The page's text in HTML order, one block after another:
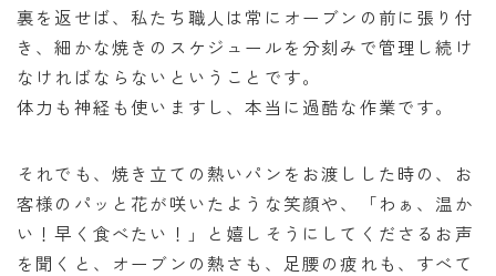
裏を返せば、私たち職人は常にオーブンの前に張り付
き、細かな焼きのスケジュールを分刻みで管理し続け
なければならないということです。
体力も神経も使いますし、本当に過酷な作業です。
それでも、焼き立ての熱いパンをお渡しした時の、お
客様のパッと花が咲いたような笑顔や、「わぁ、温か
い！早く食べたい！」と嬉しそうにしてくださるお声
を聞くと、オーブンの熱さも、足腰の疲れも、すべて